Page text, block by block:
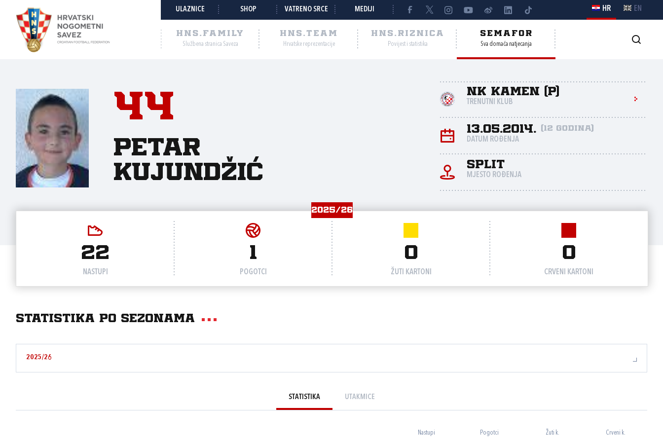
ULAZNICE SHOP VATRENO SRCE MEDIJI HR EN
HNS.FAMILY
Službena stranica Saveza
HNS.TEAM
Hrvatske reprezentacije
HNS.RIZNICA
Povijest i statistika
SEMAFOR
Sva domaća natjecanja
44
Petar
Kujundžić
NK Kamen (P)
TRENUTNI KLUB
13.05.2014. (12 godina)
DATUM ROĐENJA
Split
MJESTO ROĐENJA
2025/26
22
NASTUPI
1
POGOTCI
0
ŽUTI KARTONI
0
CRVENI KARTONI
Statistika po sezonama
2025/26
STATISTIKA UTAKMICE
Nastupi Pogotci Žuti k. Crveni k.